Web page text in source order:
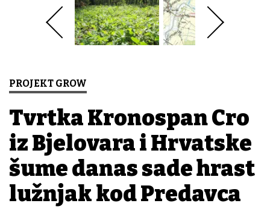
PROJEKT GROW
Tvrtka Kronospan Cro
iz Bjelovara i Hrvatske
šume danas sade hrast
lužnjak kod Predavca